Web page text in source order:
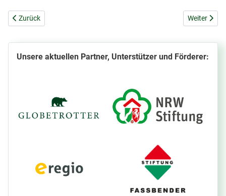
Vorheriger Beitrag: Spenden für eine neue Bühne
Zurück Nächster
Weiter
Unsere aktuellen Partner, Unterstützer und Förderer: